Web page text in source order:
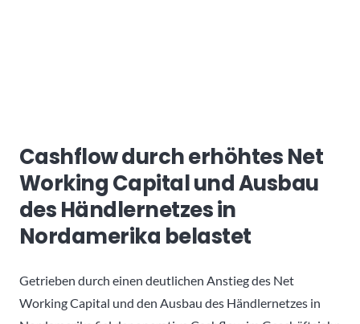
Cashflow durch erhöhtes Net
Working Capital und Ausbau
des Händlernetzes in
Nordamerika belastet
Getrieben durch einen deutlichen Anstieg des Net
Working Capital und den Ausbau des Händlernetzes in